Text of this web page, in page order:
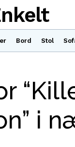
Bord Stol
i